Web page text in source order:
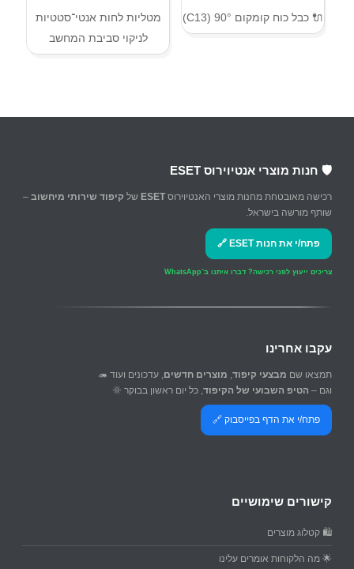
🔌 כבל כוח קומקום 90° (C13)
מטליות לחות אנטי־סטטיות
לניקוי סביבת המחשב
🛡️ חנות מוצרי אנטיוירוס ESET
רכישה מאובטחת מחנות מוצרי האנטיוירוס ESET של קיפוד שירותי מיחשוב –
שותף מורשה בישראל.
פתח/י את חנות ESET 🔗
צריכים ייעוץ לפני רכישה? דברו איתנו ב־WhatsApp
עקבו אחרינו
תמצאו שם מבצעי קיפוד, מוצרים חדשים, עדכונים ועוד 🦔
וגם – הטיפ השבועי של הקיפוד, כל יום ראשון בבוקר 🌞
פתח/י את הדף בפייסבוק 🔗
קישורים שימושיים
🛍️ קטלוג מוצרים
🌟 מה הלקוחות אומרים עלינו